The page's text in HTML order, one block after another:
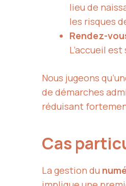
lieu de
les risques
Rendez-
L’accueil
Nous jugeons
de démarches
réduisant
Cas
La gestion du